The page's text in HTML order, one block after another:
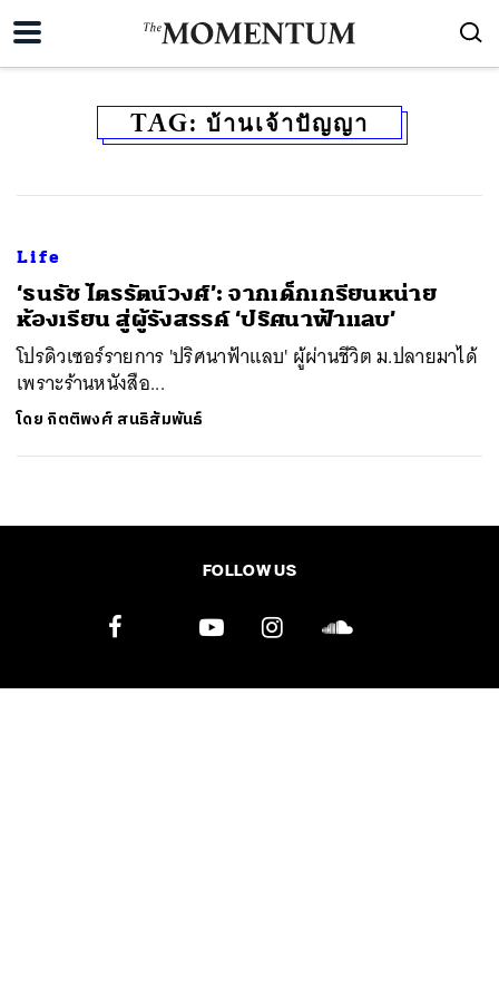
TAG: บ้านเจ้าปัญญา
Life
‘ธนธัช ไตรรัตน์วงศ์’: จากเด็กเกรียนหน่าย
ห้องเรียน สู่ผู้รังสรรค์ ‘ปริศนาฟ้าแลบ’
โปรดิวเซอร์รายการ 'ปริศนาฟ้าแลบ' ผู้ผ่านชีวิต ม.ปลายมาได้
เพราะร้านหนังสือ...
โดย กิตติพงศ์ สนธิสัมพันธ์
FOLLOW US
SHARE TWEET LINE EMAIL